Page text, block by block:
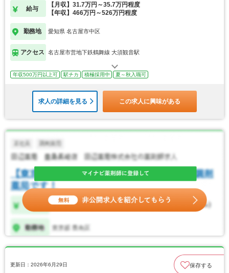
給与
【月収】31.7万円～35.7万円程度
【年収】466万円～526万円程度
勤務地 愛知県 名古屋市中区
アクセス 名古屋市営地下鉄鶴舞線 大須観音駅
年収500万円以上可 駅チカ 積極採用中 夏～秋入職可
求人の詳細を見る この求人に興味がある
更新日：2026年6月29日 保存する